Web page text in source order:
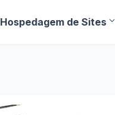
Hospedagem de Sites